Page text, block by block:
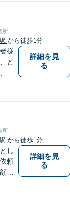
。
限
張
所
から徒歩1分
様
と
納
可】
詳細を見
る
所
から徒歩1分
し
頼
を
詳細を見
る